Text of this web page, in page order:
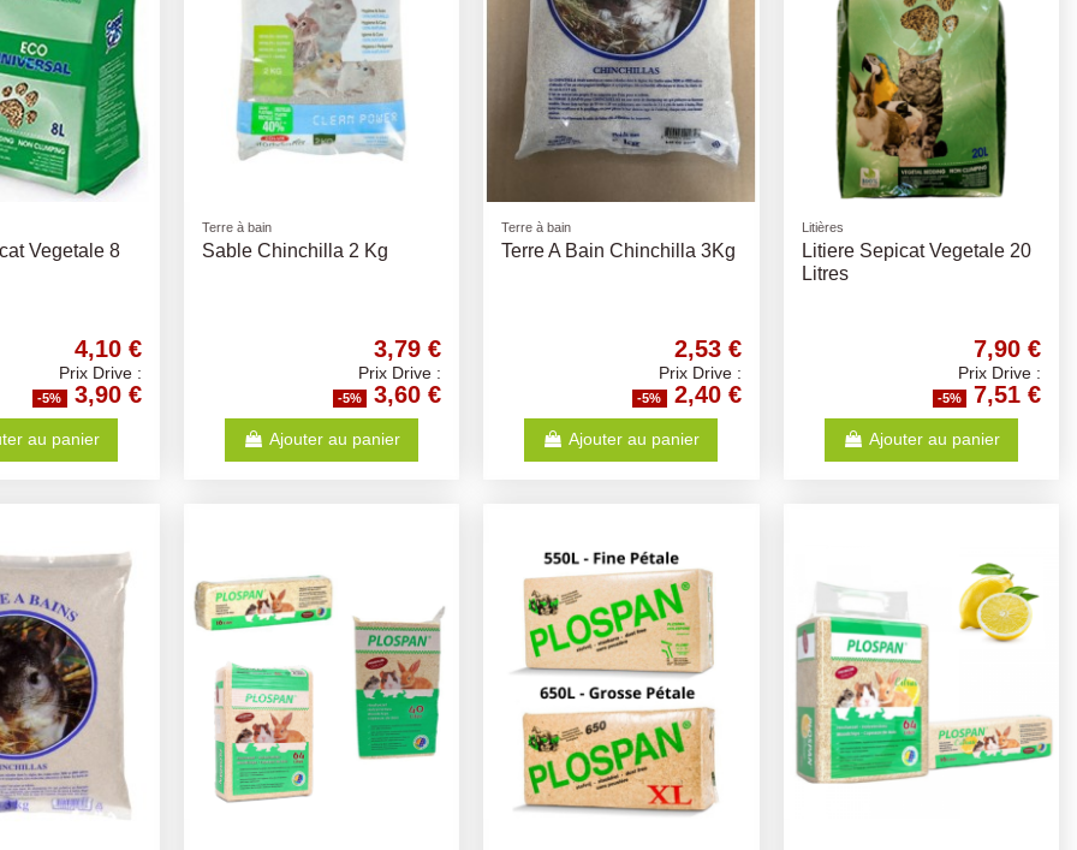
Vegetale 8
4,10 €
Prix Drive :
-5% 3,90 €
au panier
Terre à bain
Sable Chinchilla 2 Kg
3,79 €
Prix Drive :
-5% 3,60 €
Ajouter au panier
Terre à bain
Terre A Bain Chinchilla 3Kg
2,53 €
Prix Drive :
-5% 2,40 €
Ajouter au panier
Litières
Litiere Sepicat Vegetale 20
Litres
7,90 €
Prix Drive :
-5% 7,51 €
Ajouter au panier